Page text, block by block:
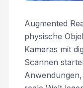
Augmented
physische
Kameras mit
Scannen